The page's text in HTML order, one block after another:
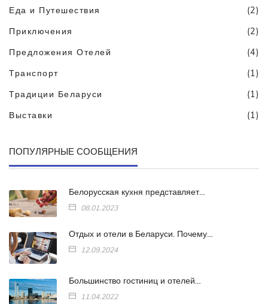
Еда и Путешествия
(2)
Приключения
(2)
Предложения Отелей
(4)
Транспорт
(1)
Традиции Беларуси
(1)
Выставки
(1)
ПОПУЛЯРНЫЕ СООБЩЕНИЯ
Белорусская кухня представляет…
08.01.2023
Отдых и отели в Беларуси. Почему…
12.09.2024
Большинство гостиниц и отелей…
11.04.2022